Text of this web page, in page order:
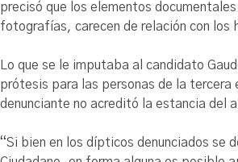
precisó que los elementos
fotografías, carecen de relación con los
Lo que se le imputaba al candidato
prótesis para las personas de la tercera
denunciante no acreditó la estancia del
“Si bien en los dípticos denunciados se